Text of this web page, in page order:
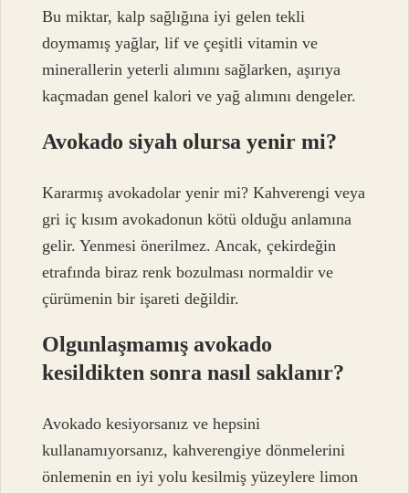
Bu miktar, kalp sağlığına iyi gelen tekli
doymamış yağlar, lif ve çeşitli vitamin ve
minerallerin yeterli alımını sağlarken, aşırıya
kaçmadan genel kalori ve yağ alımını dengeler.
Avokado siyah olursa yenir mi?
Kararmış avokadolar yenir mi? Kahverengi veya
gri iç kısım avokadonun kötü olduğu anlamına
gelir. Yenmesi önerilmez. Ancak, çekirdeğin
etrafında biraz renk bozulması normaldir ve
çürümenin bir işareti değildir.
Olgunlaşmamış avokado
kesildikten sonra nasıl saklanır?
Avokado kesiyorsanız ve hepsini
kullanamıyorsanız, kahverengiye dönmelerini
önlemenin en iyi yolu kesilmiş yüzeylere limon